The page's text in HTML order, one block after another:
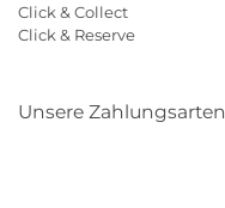
Click & Collect
Click & Reserve
Unsere Zahlungsarten